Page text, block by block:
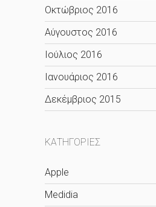
Οκτώβριος 2016
Αύγουστος 2016
Ιούλιος 2016
Ιανουάριος 2016
Δεκέμβριος 2015
KΑΤΗΓΟΡΊΕΣ
Apple
Medidia